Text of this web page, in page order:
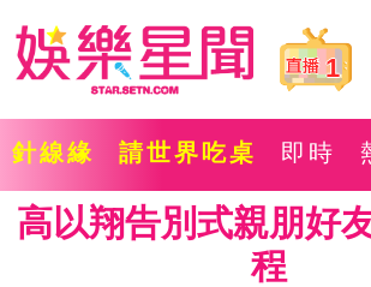
1
針線緣 請世界吃桌 即時
高以翔告別式親朋好
程